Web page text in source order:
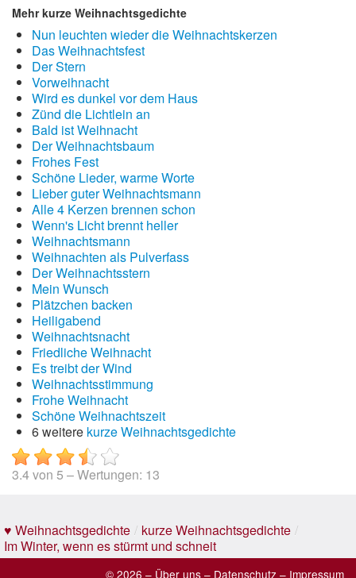
Mehr kurze Weihnachtsgedichte
Nun leuchten wieder die Weihnachtskerzen
Das Weihnachtsfest
Der Stern
Vorweihnacht
Wird es dunkel vor dem Haus
Zünd die Lichtlein an
Bald ist Weihnacht
Der Weihnachtsbaum
Frohes Fest
Schöne Lieder, warme Worte
Lieber guter Weihnachtsmann
Alle 4 Kerzen brennen schon
Wenn's Licht brennt heller
Weihnachtsmann
Weihnachten als Pulverfass
Der Weihnachtsstern
Mein Wunsch
Plätzchen backen
Heiligabend
Weihnachtsnacht
Friedliche Weihnacht
Es treibt der Wind
Weihnachtsstimmung
Frohe Weihnacht
Schöne Weihnachtszeit
6 weitere kurze Weihnachtsgedichte
3.4von 5 – Wertungen: 13
♥ Weihnachtsgedichte / kurze Weihnachtsgedichte /
Im Winter, wenn es stürmt und schneit
© 2026 – Über uns – Datenschutz – Impressum